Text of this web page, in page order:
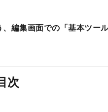
編集画面での「基本ツー
次